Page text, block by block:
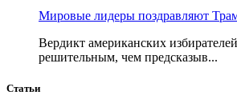
Мировые лидеры поздравляют
Вердикт американских
решительным, чем предсказыв...
Статьи